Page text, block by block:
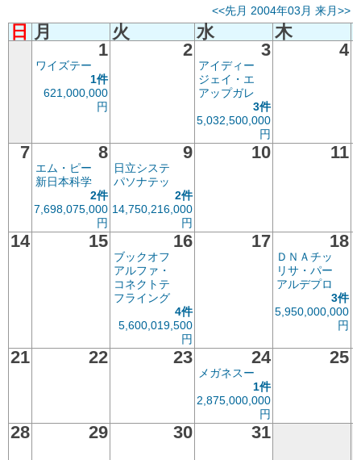
<<先月 2004年03月 来月>>
日 月 火 水 木
1
ワイズテー
1件
621,000,000
円
2 3
アイディー
ジェイ・エ
アップガレ
3件
5,032,500,000
円
4
7 8
エム・ピー
新日本科学
2件
7,698,075,000
円
9
日立システ
パソナテッ
2件
14,750,216,000
円
10 11
14 15 16
ブックオフ
アルファ・
コネクトテ
フライング
4件
5,600,019,500
円
17 18
ＤＮＡチッ
リサ・パー
アルデプロ
3件
5,950,000,000
円
21 22 23 24
メガネスー
1件
2,875,000,000
円
25
28 29 30 31